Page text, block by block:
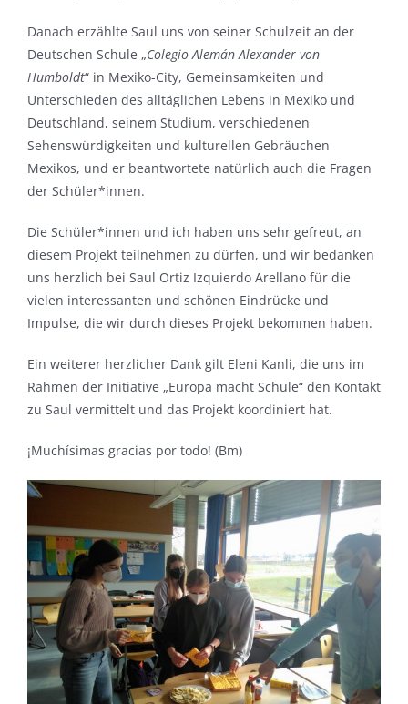
Danach erzählte Saul uns von seiner Schulzeit an der
Deutschen Schule „Colegio Alemán Alexander von
Humboldt“ in Mexiko-City, Gemeinsamkeiten und
Unterschieden des alltäglichen Lebens in Mexiko und
Deutschland, seinem Studium, verschiedenen
Sehenswürdigkeiten und kulturellen Gebräuchen
Mexikos, und er beantwortete natürlich auch die Fragen
der Schüler*innen.
Die Schüler*innen und ich haben uns sehr gefreut, an
diesem Projekt teilnehmen zu dürfen, und wir bedanken
uns herzlich bei Saul Ortiz Izquierdo Arellano für die
vielen interessanten und schönen Eindrücke und
Impulse, die wir durch dieses Projekt bekommen haben.
Ein weiterer herzlicher Dank gilt Eleni Kanli, die uns im
Rahmen der Initiative „Europa macht Schule“ den Kontakt
zu Saul vermittelt und das Projekt koordiniert hat.
¡Muchísimas gracias por todo! (Bm)